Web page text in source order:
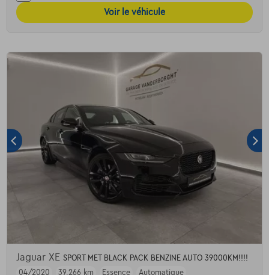
Voir le véhicule
Jaguar XE SPORT MET BLACK PACK BENZINE AUTO 39000KM!!!!
04/2020
39.266 km Essence
Automatique